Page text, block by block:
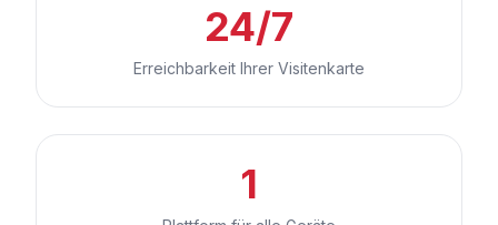
24/7
Erreichbarkeit Ihrer Visitenkarte
1